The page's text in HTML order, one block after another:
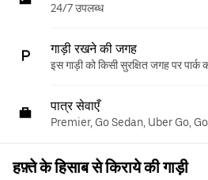
24/7 उपलब्ध
गाड़ी रखने की जगह
इस गाड़ी को किसी सुरक्षित जगह पर पार्क
पात्र सेवाएँ
Premier, Go Sedan, Uber Go,
हफ़्ते के हिसाब से किराये की गाड़ी